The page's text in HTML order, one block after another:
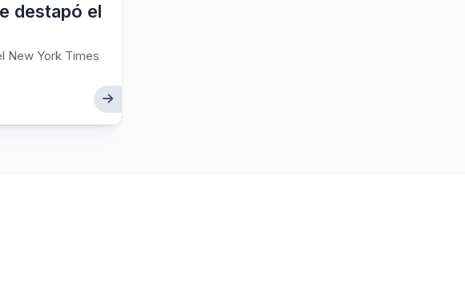
destapó el
New York Times